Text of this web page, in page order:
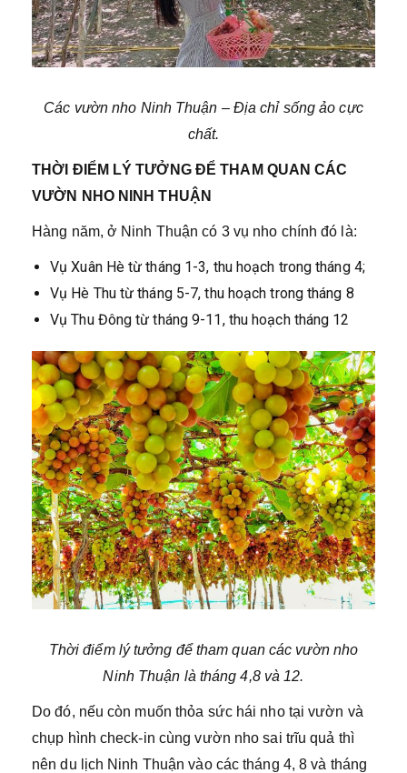
Các vườn nho Ninh Thuận – Địa chỉ sống ảo cực
chất.
THỜI ĐIỂM LÝ TƯỞNG ĐỂ THAM QUAN CÁC
VƯỜN NHO NINH THUẬN
Hàng năm, ở Ninh Thuận có 3 vụ nho chính đó là:
Vụ Xuân Hè từ tháng 1-3, thu hoạch trong tháng 4;
Vụ Hè Thu từ tháng 5-7, thu hoạch trong tháng 8
Vụ Thu Đông từ tháng 9-11, thu hoạch tháng 12
Thời điểm lý tưởng để tham quan các vườn nho
Ninh Thuận là tháng 4,8 và 12.
Do đó, nếu còn muốn thỏa sức hái nho tại vườn và
chụp hình check-in cùng vườn nho sai trĩu quả thì
nên du lịch Ninh Thuận vào các tháng 4, 8 và tháng